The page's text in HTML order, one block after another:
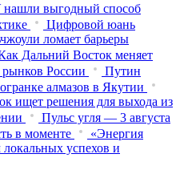
выгодный способ
Цифровой юань
ломает барьеры
Дальний Восток меняет
рынков России
Путин
алмазов в Якутии
ищет решения для выхода из
Пульс угля — 3 августа
в моменте
«Энергия
успехов и